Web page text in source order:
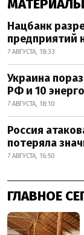
Нацбанк
предприятий
7 АВГУСТА, 18:33
Украина
РФ и 10
7 АВГУСТА, 18:10
Россия
потеряла
7 АВГУСТА, 16:50
ГЛАВНОЕ